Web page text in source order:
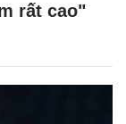
rất cao"